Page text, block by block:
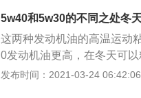
且某些机油分散清净剂使用
起，则会发生分层、浑浊和
也可能会引起异常的排气烟
便机油容易进入气缸并燃烧
未密封好，从而导致废气冒
5w40和5w30的不同之处冬
这两种发动机油的高温运动
0发动机油更高，在冬天可
动性更好。假如所在地区冬
发布时间：2021-03-24 06:42:06